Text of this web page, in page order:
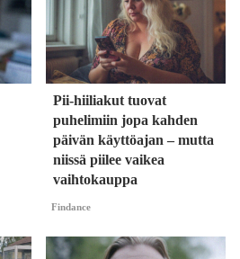
Pii-hiiliakut tuovat
puhelimiin jopa kahden
päivän käyttöajan – mutta
niissä piilee vaikea
vaihtokauppa
Findance